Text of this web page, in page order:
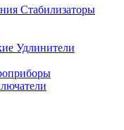
Стабилизаторы
Удлинители